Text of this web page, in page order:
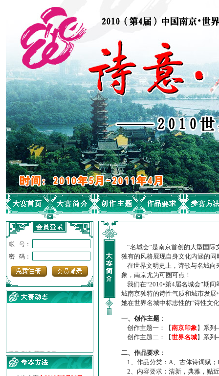
帐 号：
密 码：
·【诗意·名城】地铁展示作...
诗意名城·地铁时间
“名城会”是南京首创的大型国际
独有的风格展现自身文化内涵的
在世界文明史上，诗歌与名城向
象，南京尤为可圈可点！
我们在“2010•第4届名城会”期
城南京独特的诗性气质和城市发
她在世界名城中标志性的“诗性文
一、创作主题 ：
创作主题一：【南京印象】系
创作主题二：【世界名城】系
二、作品要求 ：
1、作品分类：A、古体诗词赋；
2、内容要求：清新，典雅，贴